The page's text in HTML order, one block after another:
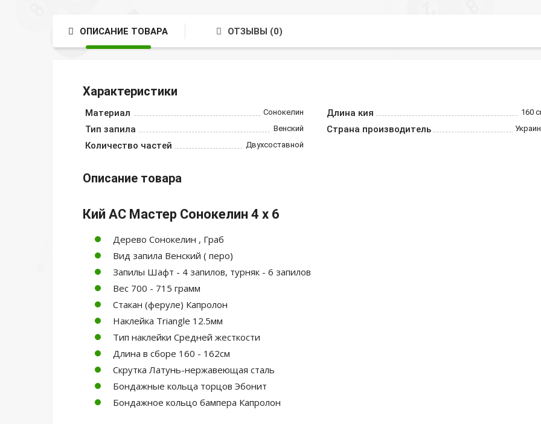
ОПИСАНИЕ ТОВАРА ОТЗЫВЫ (0)
Характеристики
Материал Сонокелин
Тип запила Венский
Количество частей Двухсоставной
Длина кия 160
Страна производитель
Описание товара
Кий АС Мастер Сонокелин 4 х 6
Дерево Сонокелин , Граб
Вид запила Венский ( перо)
Запилы Шафт - 4 запилов, турняк - 6 запилов
Вес 700 - 715 грамм
Стакан (феруле) Капролон
Наклейка Triangle 12.5мм
Тип наклейки Средней жесткости
Длина в сборе 160 - 162см
Скрутка Латунь-нержавеющая сталь
Бондажные кольца торцов Эбонит
Бондажное кольцо бампера Капролон